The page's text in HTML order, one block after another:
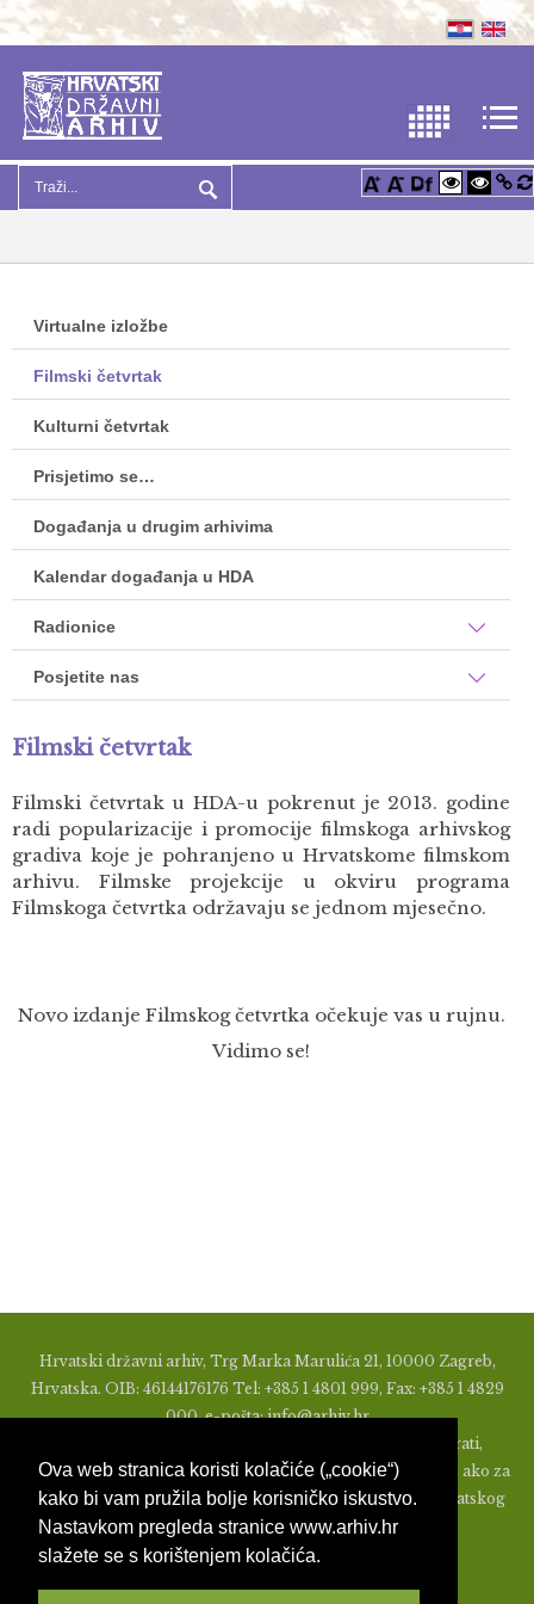
Ova web stranica koristi kolačiće („cookie“)
kako bi vam pružila bolje korisničko iskustvo.
Nastavkom pregleda stranice www.arhiv.hr
slažete se s korištenjem kolačića.
Virtualne izložbe
Filmski četvrtak
Kulturni četvrtak
Prisjetimo se…
Događanja u drugim arhivima
Kalendar događanja u HDA
Radionice
Posjetite nas
Filmski četvrtak
Filmski četvrtak u HDA-u pokrenut je 2013. godine
radi popularizacije i promocije filmskoga arhivskog
gradiva koje je pohranjeno u Hrvatskome filmskom
arhivu. Filmske projekcije u okviru programa
Filmskoga četvrtka održavaju se jednom mjesečno.
Novo izdanje Filmskog četvrtka očekuje vas u rujnu.
Vidimo se!
Hrvatski državni arhiv, Trg Marka Marulića 21, 10000 Zagreb,
Hrvatska. OIB: 46144176176 Tel: +385 1 4801 999, Fax: +385 1 4829
000, e-pošta: info@arhiv.hr
Zabranjeno je u bilo kojem obliku objavljivati, distribuirati,
mijenjati ili na ikoji način koristiti materijale s ovih stranica, ako za
to nije prethodno izdato pismeno odobrenje od strane Hrvatskog
državnog arhiva.